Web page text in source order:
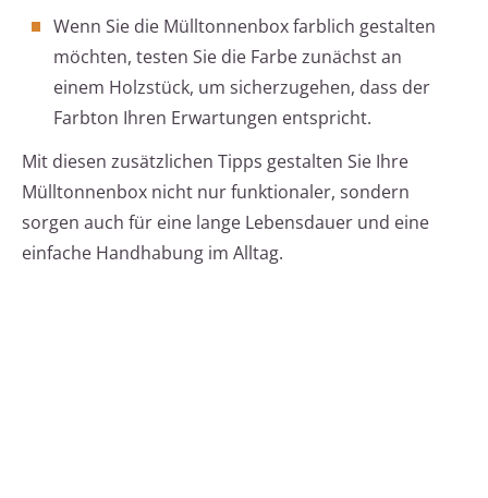
Wenn Sie die Mülltonnenbox farblich gestalten
möchten, testen Sie die Farbe zunächst an
einem Holzstück, um sicherzugehen, dass der
Farbton Ihren Erwartungen entspricht.
Mit diesen zusätzlichen Tipps gestalten Sie Ihre
Mülltonnenbox nicht nur funktionaler, sondern
sorgen auch für eine lange Lebensdauer und eine
einfache Handhabung im Alltag.